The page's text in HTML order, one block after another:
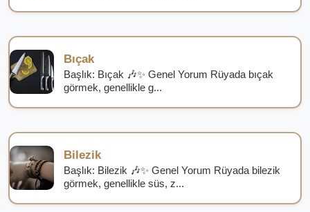
Bıçak
Başlık: Bıçak 🎶✨ Genel Yorum Rüyada bıçak
görmek, genellikle g...
Bilezik
Başlık: Bilezik 🎶✨ Genel Yorum Rüyada bilezik
görmek, genellikle süs, z...